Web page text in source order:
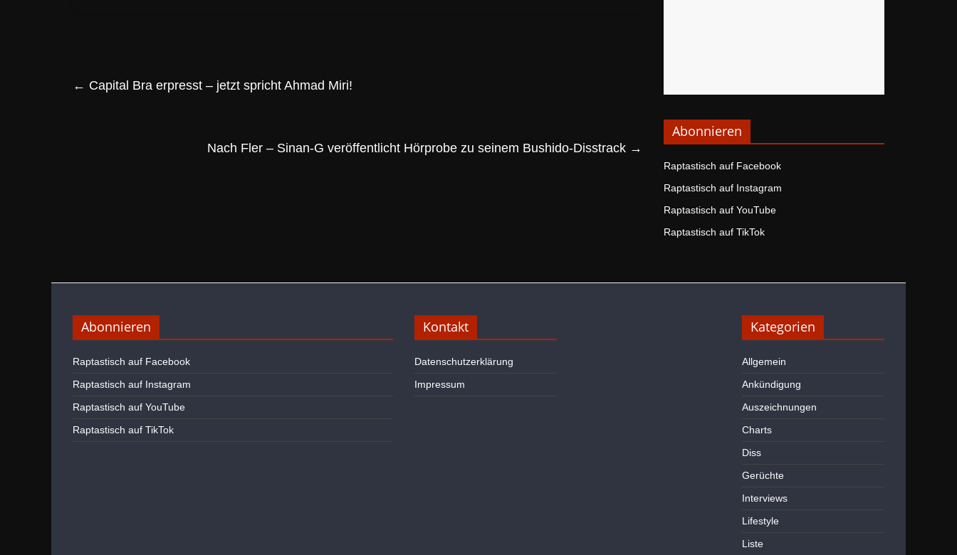
← Capital Bra erpresst – jetzt spricht Ahmad Miri!
Nach Fler – Sinan-G veröffentlicht Hörprobe zu seinem Bushido-Disstrack →
Abonnieren
Raptastisch auf Facebook
Raptastisch auf Instagram
Raptastisch auf YouTube
Raptastisch auf TikTok
Abonnieren
Raptastisch auf Facebook
Raptastisch auf Instagram
Raptastisch auf YouTube
Raptastisch auf TikTok
Kontakt
Datenschutzerklärung
Impressum
Kategorien
Allgemein
Ankündigung
Auszeichnungen
Charts
Diss
Gerüchte
Interviews
Lifestyle
Liste